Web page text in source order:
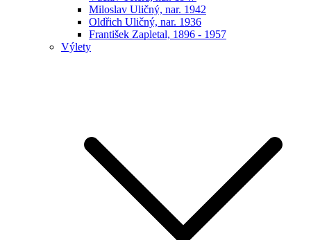
Miloslav Uličný, nar. 1942
Oldřich Uličný, nar. 1936
František Zapletal, 1896 - 1957
Výlety